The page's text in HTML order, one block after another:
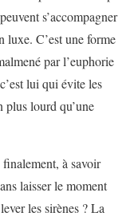
s’accompagner
luxe. C’est une forme
par l’euphorie
lui qui évite les
plus lourd qu’une
à savoir
laisser le moment
les sirènes ? La